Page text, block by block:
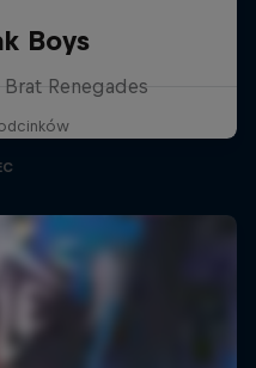
Boys
Renegades